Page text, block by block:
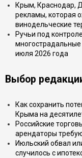
Крым, Краснодар,
рекламы, которая
винодельческие
Ручьи под
июля 2026 года
Выбор
Как сохранить
Крыма на
Российские
арендаторы
Июльский обвал
случилось с